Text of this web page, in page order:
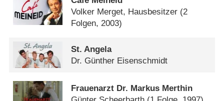
Volker Merget, Hausbesitzer (2
Folgen, 2003)
St. Angela
Dr. Günther Eisenschmidt
Frauenarzt Dr. Markus Merthin